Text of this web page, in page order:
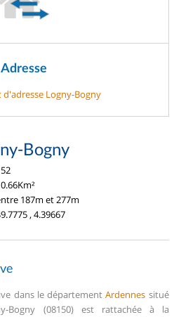
Adresse
d'adresse Logny-Bogny
Bogny
187m et 277m
, 4.39667
dans le départementArdennes situé
Bogny (08150) est rattachée à la